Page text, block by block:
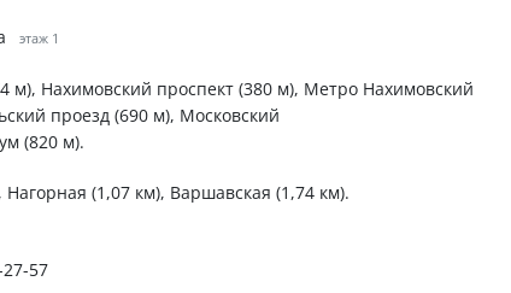
этаж 1
м), Нахимовский проспект (380 м), Метро Нахимовский
проезд (690 м), Московский
(820 м).
(1,07 км), Варшавская (1,74 км).
57